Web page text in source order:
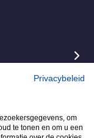
Privacybeleid
om
te tonen en om u een